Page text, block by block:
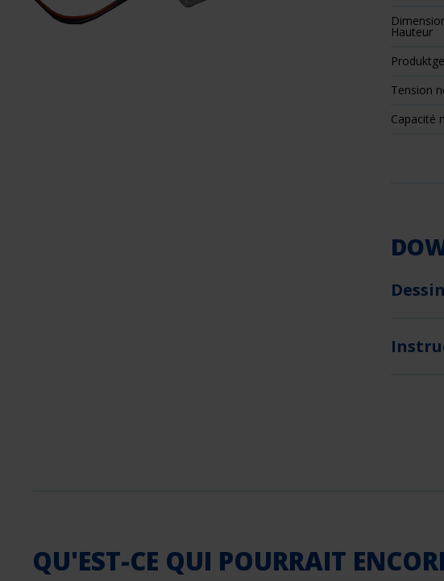
Hauteur
Tension
Capacité
QU'EST-CE QUI POURRAIT